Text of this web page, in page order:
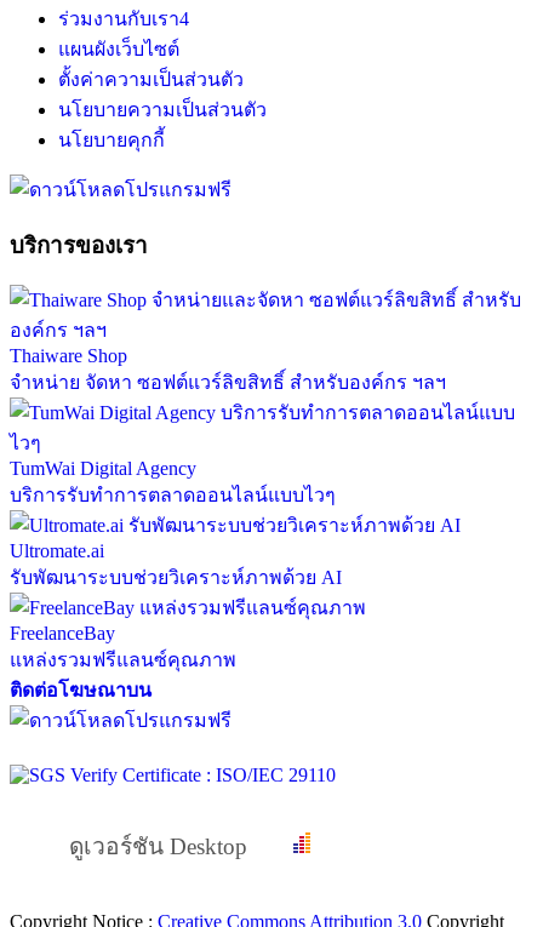
ร่วมงานกับเรา4
แผนผังเว็บไซต์
ตั้งค่าความเป็นส่วนตัว
นโยบายความเป็นส่วนตัว
นโยบายคุกกี้
บริการของเรา
Thaiware Shop
จำหน่าย จัดหา ซอฟต์แวร์ลิขสิทธิ์ สำหรับองค์กร ฯลฯ
TumWai Digital Agency
บริการรับทำการตลาดออนไลน์แบบไวๆ
Ultromate.ai
รับพัฒนาระบบช่วยวิเคราะห์ภาพด้วย AI
FreelanceBay
แหล่งรวมฟรีแลนซ์คุณภาพ
ติดต่อโฆษณาบน
ดูเวอร์ชัน Desktop
Copyright Notice : Creative Commons Attribution 3.0 Copyright